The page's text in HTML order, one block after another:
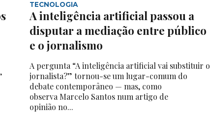
TECNOLOGIA
A inteligência artificial passou a
disputar a mediação entre público
e o jornalismo
A pergunta “A inteligência artificial vai substituir o
jornalista?” tornou-se um lugar-comum do
debate contemporâneo — mas, como
observa Marcelo Santos num artigo de
opinião no...